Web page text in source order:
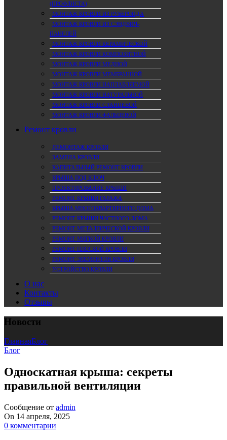
(ПРОФЛИСТА)
МОНТАЖ КРОВЛИ ИЗ РУБЕРОИДА
МОНТАЖ КРОВЛИ ИЗ СЭНДВИЧ-
ПАНЕЛЕЙ
МОНТАЖ КРОВЛИ КЕРАМИЧЕСКОЙ
МОНТАЖ КРОВЛИ КОМПОЗИТНОЙ
МОНТАЖ КРОВЛИ МЕДНОЙ
МОНТАЖ КРОВЛИ МЕМБРАННОЙ
МОНТАЖ КРОВЛИ НАПЛАВЛЯЕМОЙ
МОНТАЖ КРОВЛИ НАТУРАЛЬНОЙ
МОНТАЖ КРОВЛИ СЛАНЦЕВОЙ
МОНТАЖ КРОВЛИ ФАЛЬЦЕВОЙ
Ремонт кровли
ДЕМОНТАЖ КРОВЛИ
ЗАМЕНА КРОВЛИ
КАПИТАЛЬНЫЙ РЕМОНТ КРОВЛИ
КРЫША ПОД КЛЮЧ
ПРОЕКТИРОВАНИЕ КРЫШИ
РЕМОНТ КРЫШИ ГАРАЖА
КРЫША МНОГОКВАРТИРНОГО ДОМА
РЕМОНТ КРЫШИ ЧАСТНОГО ДОМА
РЕМОНТ МЕТАЛЛИЧЕСКОЙ КРОВЛИ
РЕМОНТ МЯГКОЙ КРОВЛИ
РЕМОНТ ПЛОСКОЙ КРОВЛИ
РЕМОНТ ЭЛЕМЕНТОВ КРОВЛИ
УСТРОЙСТВО КРОВЛИ
О нас
Контакты
Отзывы
Новости
ГлавнаяБлог
Блог
Односкатная крыша: секреты
правильной вентиляции
Сообщение от admin
On 14 апреля, 2025
0 комментарии